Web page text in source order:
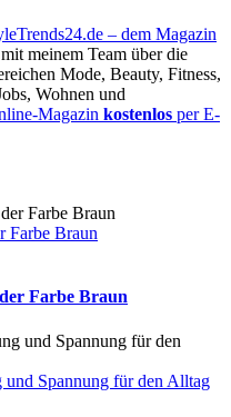
– dem Magazin
meinem Team über die
Mode, Beauty, Fitness,
Wohnen und
Magazin kostenlos per E-
Farbe Braun
Farbe Braun
Spannung für den Alltag